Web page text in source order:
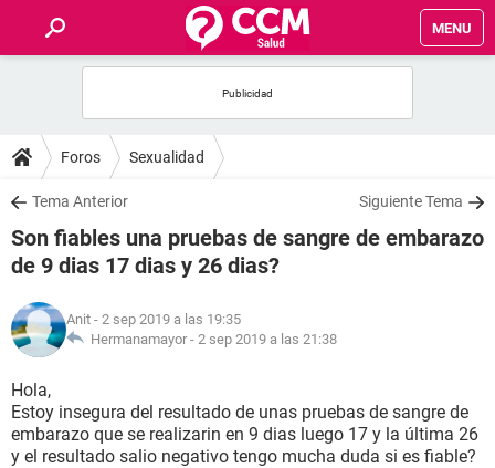
MENU
FOROS
SALUD
FAMILIA
NUTRICIÓN
SEXUALIDAD
Foros Sexualidad
Tema Anterior Siguiente Tema
Son fiables una pruebas de sangre de embarazo
de 9 dias 17 dias y 26 dias?
Anit - 2 sep 2019 a las 19:35
Hermanamayor - 2 sep 2019 a las 21:38
Hola,
Estoy insegura del resultado de unas pruebas de sangre de
embarazo que se realizarin en 9 dias luego 17 y la última 26
y el resultado salio negativo tengo mucha duda si es fiable?